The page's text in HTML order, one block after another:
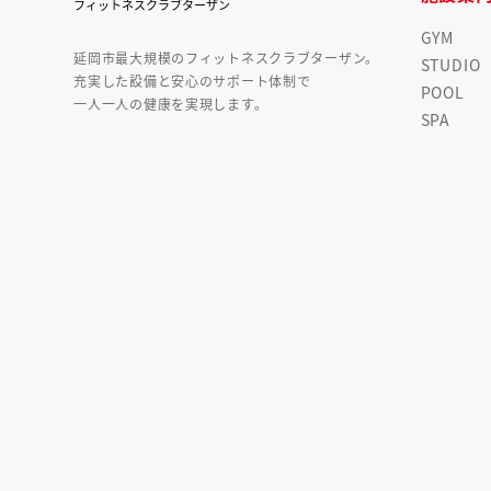
延岡市最大規模のフィットネスクラブターザン。
充実した設備と安心のサポート体制で
一人一人の健康を実現します。
GYM
STUDIO
POOL
SPA